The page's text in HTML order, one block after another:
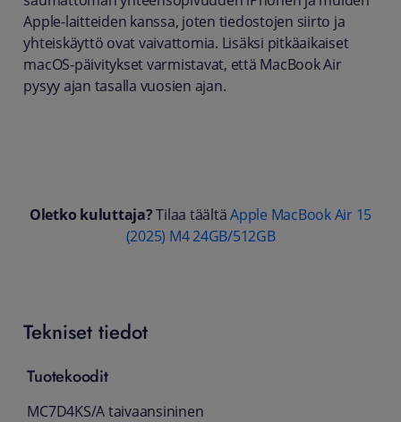
Apple-laitteiden kanssa, joten tiedostojen siirto ja
yhteiskäyttö ovat vaivattomia. Lisäksi pitkäaikaiset
macOS-päivitykset varmistavat, että MacBook Air
pysyy ajan tasalla vuosien ajan.
Oletko kuluttaja?Tilaa täältäApple MacBook Air 15
(2025) M4 24GB/512GB
Tekniset tiedot
Tuotekoodit
MC7D4KS/A taivaansininen